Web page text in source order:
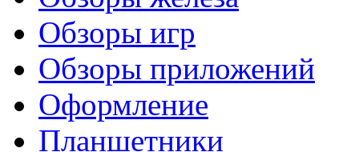
Обзоры игр
Обзоры приложений
Оформление
Планшетники